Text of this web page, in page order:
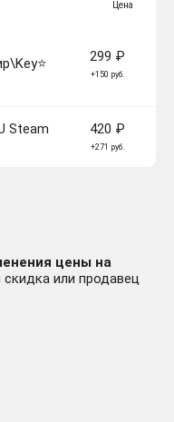
Цена
299 ₽
+150 руб.
Steam
420 ₽
+271 руб.
цены на
или продавец